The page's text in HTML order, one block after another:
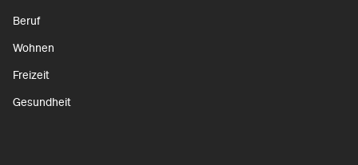
Beruf
Wohnen
Freizeit
Gesundheit